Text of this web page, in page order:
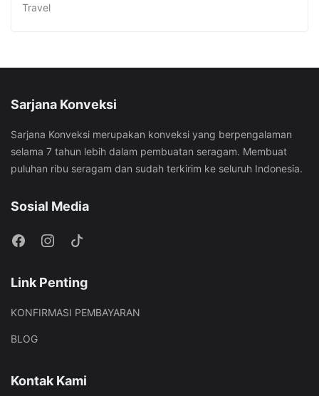
Travel
Sarjana Konveksi
Sarjana Konveksi merupakan konveksi yang berpengalaman
selama 7 tahun lebih dalam pembuatan seragam. Membuat
puluhan ribu seragam dan sudah terkirim ke seluruh Indonesia.
Sosial Media
Link Penting
KONFIRMASI PEMBAYARAN
BLOG
Kontak Kami